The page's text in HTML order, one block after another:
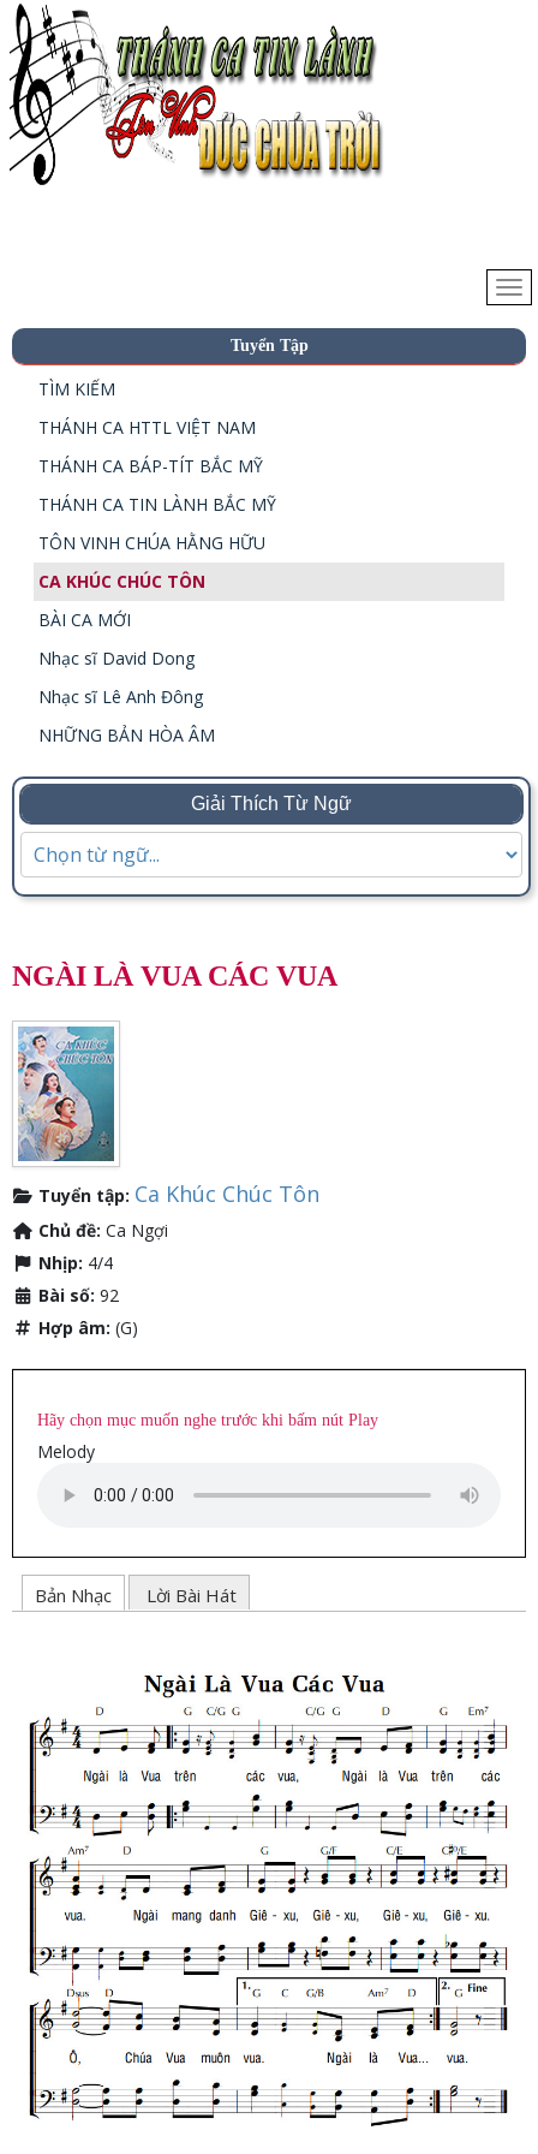
Tuyển Tập
TÌM KIẾM
THÁNH CA HTTL VIỆT NAM
THÁNH CA BÁP-TÍT BẮC MỸ
THÁNH CA TIN LÀNH BẮC MỸ
TÔN VINH CHÚA HẰNG HỮU
CA KHÚC CHÚC TÔN
BÀI CA MỚI
Nhạc sĩ David Dong
Nhạc sĩ Lê Anh Đông
NHỮNG BẢN HÒA ÂM
Giải Thích Từ Ngữ
NGÀI LÀ VUA CÁC VUA
Tuyển tập: Ca Khúc Chúc Tôn
Chủ đề: Ca Ngợi
Nhịp: 4/4
Bài số: 92
Hợp âm: (G)
Hãy chọn mục muốn nghe trước khi bấm nút Play
Melody
Bản Nhạc Lời Bài Hát